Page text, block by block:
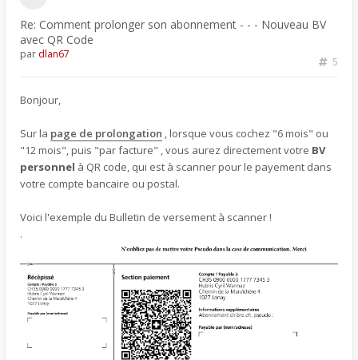
Re: Comment prolonger son abonnement - - - Nouveau BV
avec QR Code
5
par dlan67
Bonjour,
Sur la page de prolongation , lorsque vous cochez "6 mois" ou
"12 mois", puis "par facture" , vous aurez directement votre BV
personnel à QR code, qui est à scanner pour le payement dans
votre compte bancaire ou postal.
Voici l'exemple du Bulletin de versement à scanner !
.